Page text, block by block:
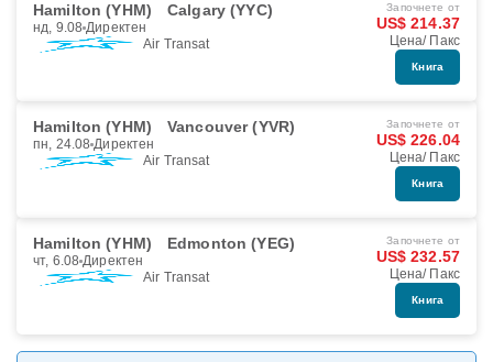
Hamilton (YHM) Calgary (YYC)
нд, 9.08 Директен
Air Transat
Започнете от
US$ 214.37
Цена/ Пакс
Книга
Hamilton (YHM) Vancouver (YVR)
пн, 24.08 Директен
Air Transat
Започнете от
US$ 226.04
Цена/ Пакс
Книга
Hamilton (YHM) Edmonton (YEG)
чт, 6.08 Директен
Air Transat
Започнете от
US$ 232.57
Цена/ Пакс
Книга